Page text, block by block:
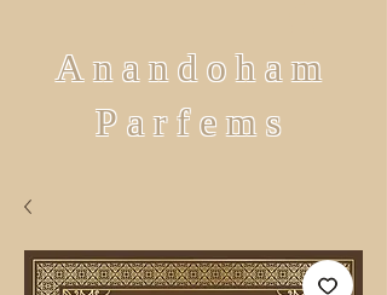
Anandoham
Parfems